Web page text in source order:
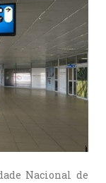
Nacional de